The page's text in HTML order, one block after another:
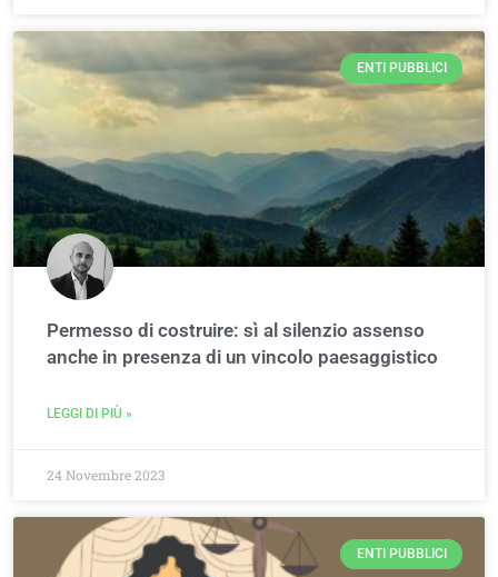
ENTI PUBBLICI
Permesso di costruire: sì al silenzio assenso
anche in presenza di un vincolo paesaggistico
LEGGI DI PIÙ »
24 Novembre 2023
ENTI PUBBLICI